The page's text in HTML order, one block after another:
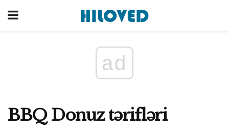
ad
BBQ Donuz tərifləri